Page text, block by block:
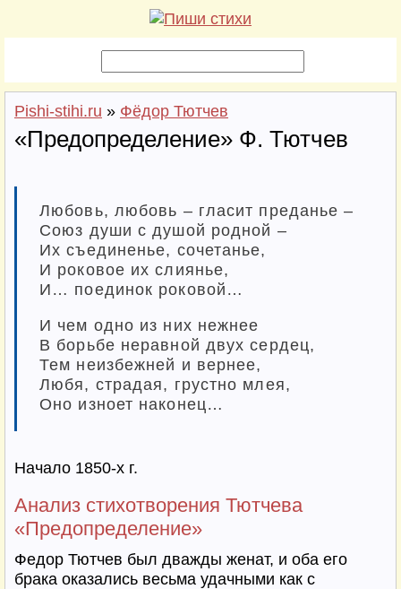
Pishi-stihi.ru » Фёдор Тютчев
«Предопределение» Ф. Тютчев
Любовь, любовь – гласит преданье –
Союз души с душой родной –
Их съединенье, сочетанье,
И роковое их слиянье,
И… поединок роковой…
И чем одно из них нежнее
В борьбе неравной двух сердец,
Тем неизбежней и вернее,
Любя, страдая, грустно млея,
Оно изноет наконец…
Начало 1850-х г.
Анализ стихотворения Тютчева
«Предопределение»
Федор Тютчев был дважды женат, и оба его
брака оказались весьма удачными как с